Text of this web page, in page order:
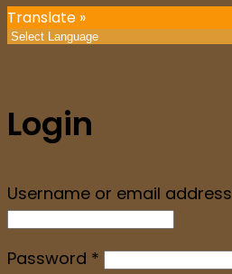
Translate »
Login
Username or email address
Password *